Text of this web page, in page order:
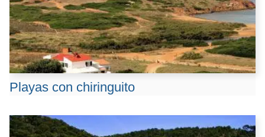
k
p
k
Playas con chiringuito